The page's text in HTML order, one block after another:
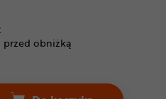
przed obniżką